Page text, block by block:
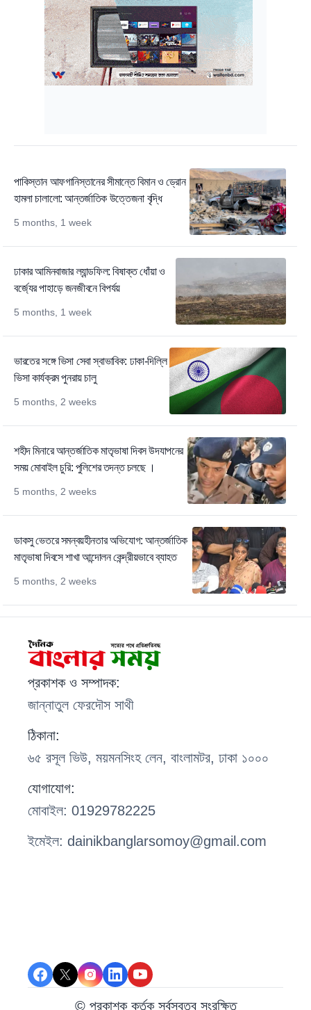
পাকিস্তান আফগানিস্তানের সীমান্তে বিমান ও ড্রোন
হামলা চালালো: আন্তর্জাতিক উত্তেজনা বৃদ্ধি
5 months, 1 week
ঢাকার আমিনবাজার ল্যান্ডফিল: বিষাক্ত ধোঁয়া ও
বর্জ্যের পাহাড়ে জনজীবনে বিপর্যয়
5 months, 1 week
ভারতের সঙ্গে ভিসা সেবা স্বাভাবিক: ঢাকা-দিল্লি
ভিসা কার্যক্রম পুনরায় চালু
5 months, 2 weeks
শহীদ মিনারে আন্তর্জাতিক মাতৃভাষা দিবস উদযাপনের
সময় মোবাইল চুরি: পুলিশের তদন্ত চলছে ।
5 months, 2 weeks
ডাকসু ভেতরে সমন্বয়হীনতার অভিযোগ: আন্তর্জাতিক
মাতৃভাষা দিবসে শাখা আন্দোলন কেন্দ্রীয়ভাবে ব্যাহত
5 months, 2 weeks
প্রকাশক ও সম্পাদক:
জান্নাতুল ফেরদৌস সাথী
ঠিকানা:
৬৫ রসূল ভিউ, ময়মনসিংহ লেন, বাংলামটর, ঢাকা ১০০০
যোগাযোগ:
মোবাইল: 01929782225
ইমেইল: dainikbanglarsomoy@gmail.com
© প্রকাশক কর্তৃক সর্বস্বত্ব সংরক্ষিত